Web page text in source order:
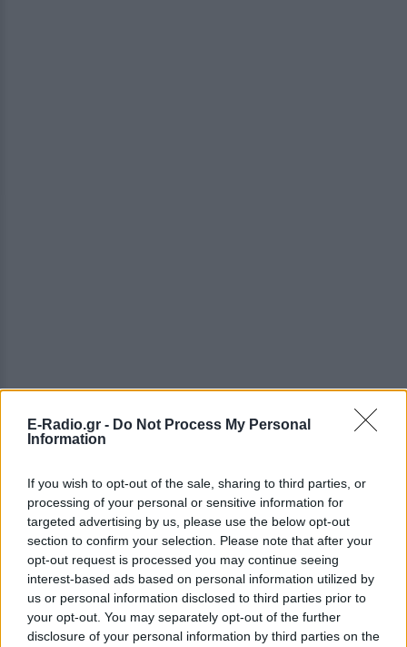
E-Radio.gr - Do Not Process My Personal
Information
If you wish to opt-out of the sale, sharing to third parties, or
processing of your personal or sensitive information for
targeted advertising by us, please use the below opt-out
section to confirm your selection. Please note that after your
opt-out request is processed you may continue seeing
interest-based ads based on personal information utilized by
us or personal information disclosed to third parties prior to
your opt-out. You may separately opt-out of the further
disclosure of your personal information by third parties on the